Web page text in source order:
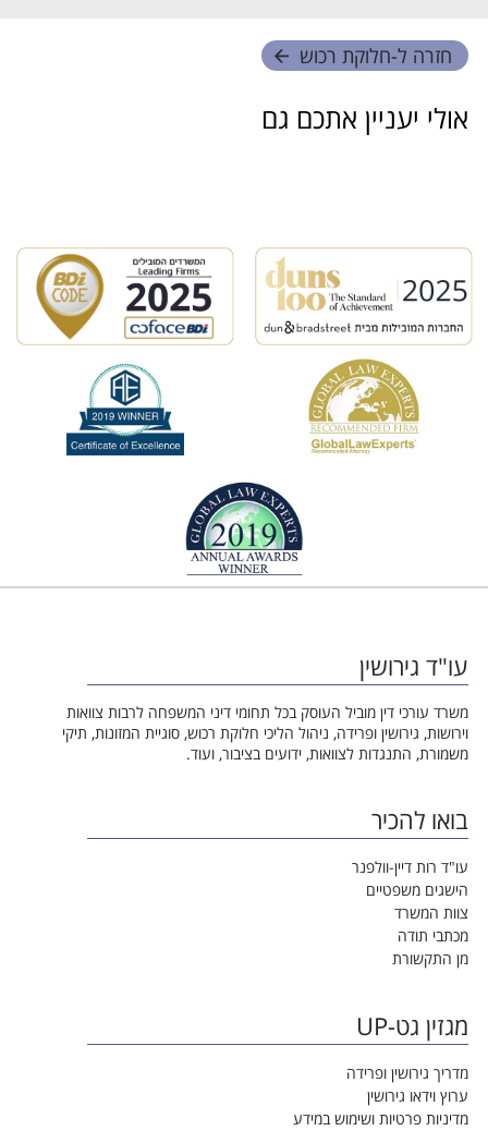
חזרה ל-חלוקת רכוש
אולי יעניין אתכם גם
עו"ד גירושין
משרד עורכי דין מוביל העוסק בכל תחומי דיני המשפחה לרבות צוואות
וירושות, גירושין ופרידה, ניהול הליכי חלוקת רכוש, סוגיית המזונות, תיקי
משמורת, התנגדות לצוואות, ידועים בציבור, ועוד.
בואו להכיר
עו"ד רות דיין-וולפנר
הישגים משפטיים
צוות המשרד
מכתבי תודה
מן התקשורת
מגזין גט-UP
מדריך גירושין ופרידה
ערוץ וידאו גירושין
מדיניות פרטיות ושימוש במידע